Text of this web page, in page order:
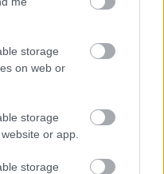
storage
on web or
storage
or app.
storage